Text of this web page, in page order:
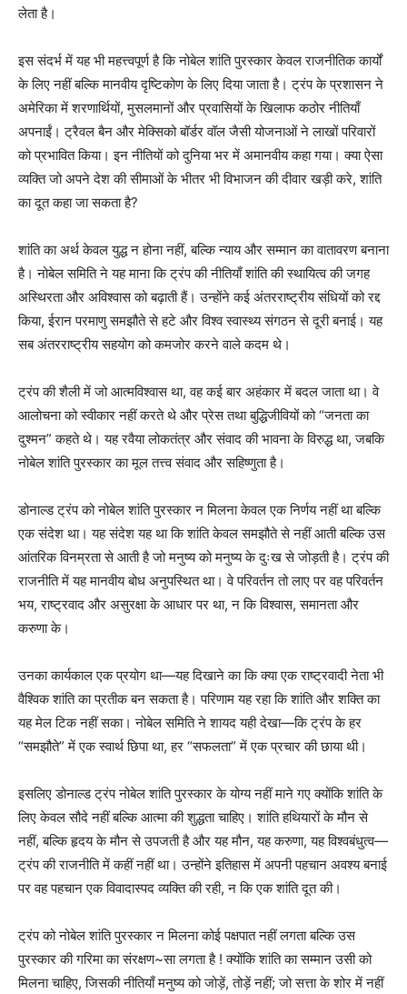
लेता है।
इस संदर्भ में यह भी महत्त्वपूर्ण है कि नोबेल शांति पुरस्कार केवल राजनीतिक कार्यों
के लिए नहीं बल्कि मानवीय दृष्टिकोण के लिए दिया जाता है। ट्रंप के प्रशासन ने
अमेरिका में शरणार्थियों, मुसलमानों और प्रवासियों के खिलाफ कठोर नीतियाँ
अपनाईं। ट्रैवल बैन और मेक्सिको बॉर्डर वॉल जैसी योजनाओं ने लाखों परिवारों
को प्रभावित किया। इन नीतियों को दुनिया भर में अमानवीय कहा गया। क्या ऐसा
व्यक्ति जो अपने देश की सीमाओं के भीतर भी विभाजन की दीवार खड़ी करे, शांति
का दूत कहा जा सकता है?
शांति का अर्थ केवल युद्ध न होना नहीं, बल्कि न्याय और सम्मान का वातावरण बनाना
है। नोबेल समिति ने यह माना कि ट्रंप की नीतियाँ शांति की स्थायित्व की जगह
अस्थिरता और अविश्वास को बढ़ाती हैं। उन्होंने कई अंतरराष्ट्रीय संधियों को रद्द
किया, ईरान परमाणु समझौते से हटे और विश्व स्वास्थ्य संगठन से दूरी बनाई। यह
सब अंतरराष्ट्रीय सहयोग को कमजोर करने वाले कदम थे।
ट्रंप की शैली में जो आत्मविश्वास था, वह कई बार अहंकार में बदल जाता था। वे
आलोचना को स्वीकार नहीं करते थे और प्रेस तथा बुद्धिजीवियों को “जनता का
दुश्मन” कहते थे। यह रवैया लोकतंत्र और संवाद की भावना के विरुद्ध था, जबकि
नोबेल शांति पुरस्कार का मूल तत्त्व संवाद और सहिष्णुता है।
डोनाल्ड ट्रंप को नोबेल शांति पुरस्कार न मिलना केवल एक निर्णय नहीं था बल्कि
एक संदेश था। यह संदेश यह था कि शांति केवल समझौते से नहीं आती बल्कि उस
आंतरिक विनम्रता से आती है जो मनुष्य को मनुष्य के दुःख से जोड़ती है। ट्रंप की
राजनीति में यह मानवीय बोध अनुपस्थित था। वे परिवर्तन तो लाए पर वह परिवर्तन
भय, राष्ट्रवाद और असुरक्षा के आधार पर था, न कि विश्वास, समानता और
करुणा के।
उनका कार्यकाल एक प्रयोग था—यह दिखाने का कि क्या एक राष्ट्रवादी नेता भी
वैश्विक शांति का प्रतीक बन सकता है। परिणाम यह रहा कि शांति और शक्ति का
यह मेल टिक नहीं सका। नोबेल समिति ने शायद यही देखा—कि ट्रंप के हर
“समझौते” में एक स्वार्थ छिपा था, हर “सफलता” में एक प्रचार की छाया थी।
इसलिए डोनाल्ड ट्रंप नोबेल शांति पुरस्कार के योग्य नहीं माने गए क्योंकि शांति के
लिए केवल सौदे नहीं बल्कि आत्मा की शुद्धता चाहिए। शांति हथियारों के मौन से
नहीं, बल्कि हृदय के मौन से उपजती है और यह मौन, यह करुणा, यह विश्वबंधुत्व—
ट्रंप की राजनीति में कहीं नहीं था। उन्होंने इतिहास में अपनी पहचान अवश्य बनाई
पर वह पहचान एक विवादास्पद व्यक्ति की रही, न कि एक शांति दूत की।
ट्रंप को नोबेल शांति पुरस्कार न मिलना कोई पक्षपात नहीं लगता बल्कि उस
पुरस्कार की गरिमा का संरक्षण~सा लगता है ! क्योंकि शांति का सम्मान उसी को
मिलना चाहिए, जिसकी नीतियाँ मनुष्य को जोड़ें, तोड़ें नहीं; जो सत्ता के शोर में नहीं